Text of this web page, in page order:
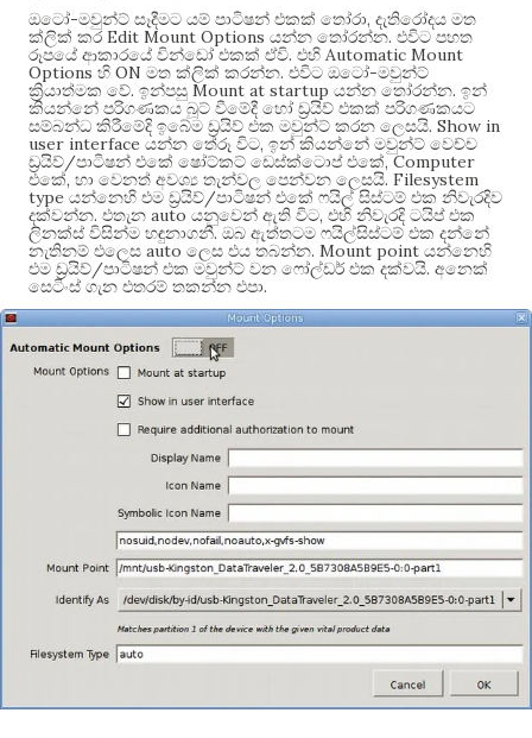
ඔටෝ-මවුන්ට් සෑදීමට යම් පාටිෂන් එකක් තෝරා, දැතිරෝදය මත
ක්ලික් කර Edit Mount Options යන්න තෝරන්න. එවිට පහත
රූපයේ ආකාරයේ වින්ඩෝ එකක් ඒවි. එහි Automatic Mount
Options හි ON මත ක්ලික් කරන්න. එවිට ඔටෝ-මවුන්ට්
ක්‍රියාත්මක වේ. ඉන්පසු Mount at startup යන්න තෝරන්න. ඉන්
කියන්නේ පරිගණකය බූට් වීමේදී හෝ ඩ්‍රයිව් එකක් පරිගණකයට
සම්බන්ධ කිරීමේදි ඉබේම ඩ්‍රයිව් එක මවුන්ට් කරන ලෙසයි. Show in
user interface යන්න තේරූ විට, ඉන් කියන්නේ මවුන්ට් වෙච්ච
ඩ්‍රයිව්/පාටිෂන් එකේ ෂෝට්කට් ඩෙස්ක්ටොප් එකේ, Computer
එකේ, හා වෙනත් අවශ්‍ය තැන්වල පෙන්වන ලෙසයි. Filesystem
type යන්නෙහි එම ඩ්‍රයිව්/පාටිෂන් එකේ ෆයිල් සිස්ටම් එක නිවැරදිව
දක්වන්න. එතැන auto යනුවෙන් ඇති විට, එහි නිවැරදි ටයිප් එක
ලිනක්ස් විසින්ම හඳුනාගනී. ඔබ ඇත්තටම ෆයිල්සිස්ටම් එක දන්නේ
නැතිනම් එලෙස auto ලෙස එය තබන්න. Mount point යන්නෙහි
එම ඩ්‍රයිව්/පාටිෂන් එක මවුන්ට් වන ෆෝල්ඩර් එක දක්වයි. අනෙක්
සෙටිංස් ගැන එතරම් තකන්න එපා.